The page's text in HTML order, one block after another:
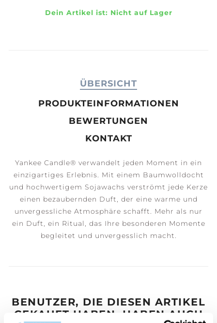
Dein Artikel ist: Nicht auf Lager
ÜBERSICHT
PRODUKTEINFORMATIONEN
BEWERTUNGEN
KONTAKT
Yankee Candle® verwandelt jeden Moment in ein
einzigartiges Erlebnis. Mit einem Baumwolldocht
und hochwertigem Sojawachs verströmt jede Kerze
einen bezaubernden Duft, der eine warme und
unvergessliche Atmosphäre schafft. Mehr als nur
ein Duft, ein Ritual, das Ihre besonderen Momente
begleitet und unvergesslich macht.
BENUTZER, DIE DIESEN ARTIKEL
GEKAUFT HABEN, HABEN AUCH